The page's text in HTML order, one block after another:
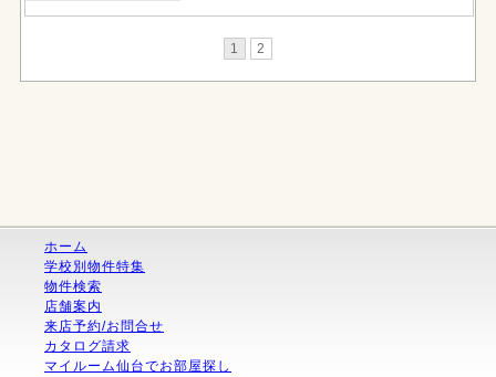
1 2
ホーム
学校別物件特集
物件検索
店舗案内
来店予約/お問合せ
カタログ請求
マイルーム仙台でお部屋探し